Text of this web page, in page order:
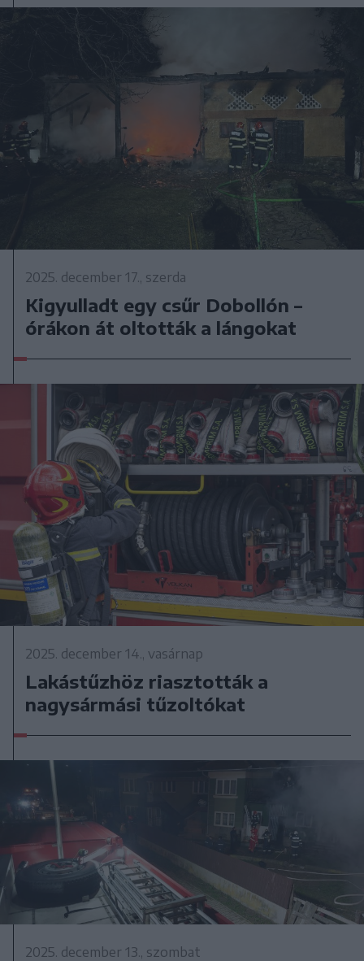
2025. december 17., szerda
Kigyulladt egy csűr Dobollón –
órákon át oltották a lángokat
2025. december 14., vasárnap
Lakástűzhöz riasztották a
nagysármási tűzoltókat
2025. december 13., szombat